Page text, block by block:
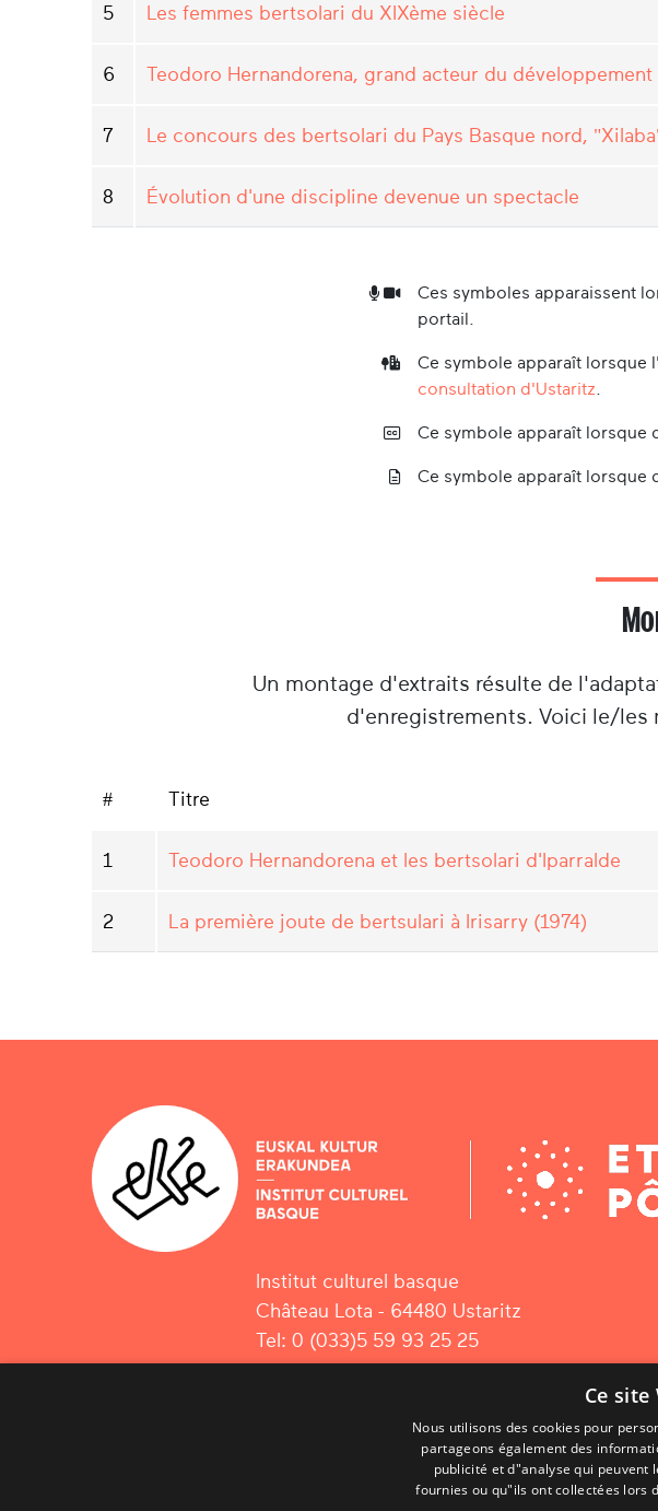
5 Les femmes bertsolari du XIXème siècle
6 Teodoro Hernandorena, grand acteur du
7 Le concours des bertsolari du Pays Basque nord,
8 Évolution d'une discipline devenue un spectacle
Ces symboles apparaissent
portail.
Ce symbole apparaît lorsque
consultation d'Ustaritz
Ce symbole apparaît lorsque
Ce symbole apparaît lorsque
Un montage d'extraits résulte de
d'enregistrements. Voici le/les
# Titre
1 Teodoro Hernandorena et les bertsolari d'Iparralde
2 La première joute de bertsulari à Irisarry (1974)
Institut culturel basque
Château Lota - 64480 Ustaritz
Tel: 0 (033)5 59 93 25 25
Ce
Nous utilisons des cookies pour
partageons également des
publicité et d"analyse qui peuvent
fournies ou qu"ils ont collectées lors